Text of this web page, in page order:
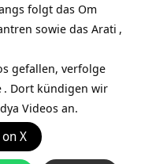
folgt das Om
sowie das Arati ,
gefallen, verfolge
. Dort kündigen wir
Videos an.
X